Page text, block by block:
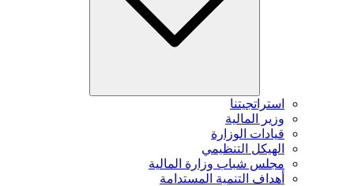
استراتجيتنا
وزير المالية
قيادات الوزارة
الهيكل التنظيمي
مجلس شباب وزارة المالية
أهداف التنمية المستدامة